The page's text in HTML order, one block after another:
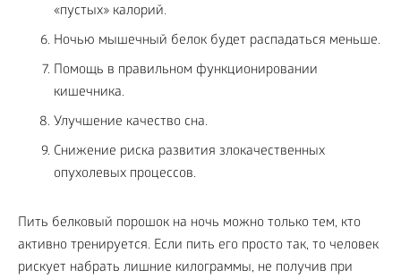
«пустых» калорий.
Ночью мышечный белок будет распадаться меньше.
Помощь в правильном функционировании
кишечника.
Улучшение качество сна.
Снижение риска развития злокачественных
опухолевых процессов.
Пить белковый порошок на ночь можно только тем, кто
активно тренируется. Если пить его просто так, то человек
рискует набрать лишние килограммы, не получив при